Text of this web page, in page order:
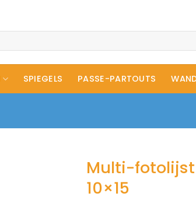
SPIEGELS PASSE-PARTOUTS
Multi-fotolijst
10×15